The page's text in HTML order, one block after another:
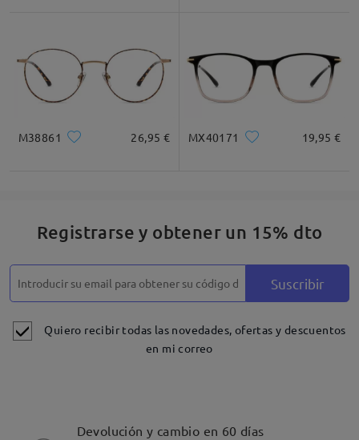
M38861 26,95 € MX40171 19,95 €
Registrarse y obtener un 15% dto
Suscribir
Quiero recibir todas las novedades, ofertas y descuentos
en mi correo
Devolución y cambio en 60 días